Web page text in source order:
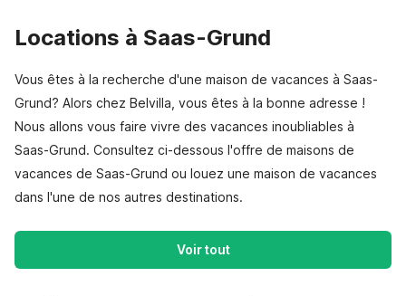
Locations à Saas-Grund
Vous êtes à la recherche d'une maison de vacances à Saas-
Grund? Alors chez Belvilla, vous êtes à la bonne adresse !
Nous allons vous faire vivre des vacances inoubliables à
Saas-Grund. Consultez ci-dessous l'offre de maisons de
vacances de Saas-Grund ou louez une maison de vacances
dans l'une de nos autres destinations.
Voir tout